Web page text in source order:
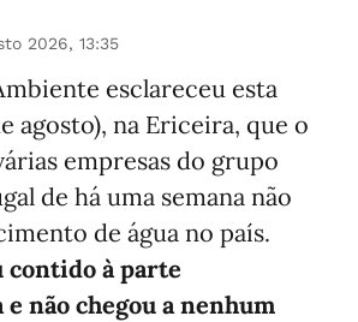
2026, 13:35
esclareceu esta
agosto), na Ericeira, que o
empresas do grupo
de há uma semana não
de água no país.
contido à parte
não chegou a nenhum